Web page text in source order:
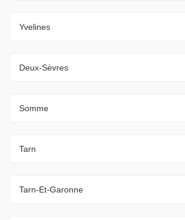
Yvelines
Deux-Sèvres
Somme
Tarn
Tarn-Et-Garonne